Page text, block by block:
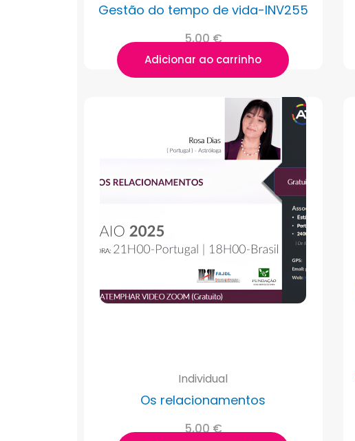
Gestão do tempo de vida-INV255
5,00€
Adicionar ao carrinho
Individual
Os relacionamentos
5,00€